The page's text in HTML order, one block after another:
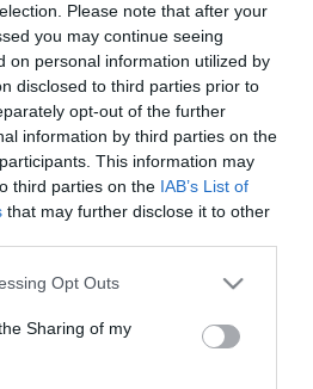
Please note that after your
you may continue seeing
on personal information utilized by
disclosed to third parties prior to
opt-out of the further
information by third parties on the
This information may
third parties on the IAB’s List of
that may further disclose it to other
app uses one or more Google
usage behaviour. You may click to
and its third-party tags to
purposes in below Google
Opt Outs
Sharing of my